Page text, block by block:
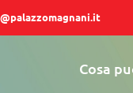
Cosa